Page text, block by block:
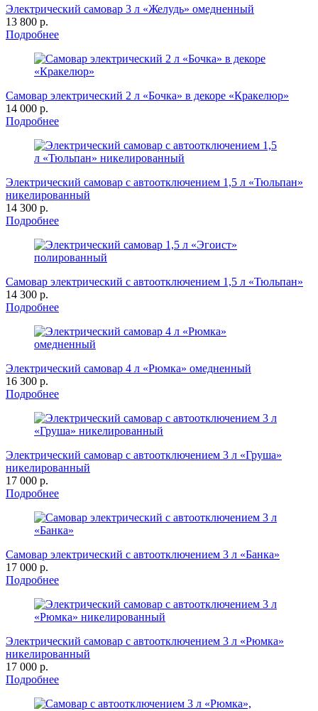
Электрический самовар 3 л «Желудь» омедненный
13 800 р.
Подробнее
Самовар электрический 2 л «Бочка» в декоре «Кракелюр»
14 000 р.
Подробнее
Электрический самовар с автоотключением 1,5 л «Тюльпан»
никелированный
14 300 р.
Подробнее
Самовар электрический с автоотключением 1,5 л «Тюльпан»
14 300 р.
Подробнее
Электрический самовар 4 л «Рюмка» омедненный
16 300 р.
Подробнее
Электрический самовар с автоотключением 3 л «Груша»
никелированный
17 000 р.
Подробнее
Самовар электрический с автоотключением 3 л «Банка»
17 000 р.
Подробнее
Электрический самовар с автоотключением 3 л «Рюмка»
никелированный
17 000 р.
Подробнее